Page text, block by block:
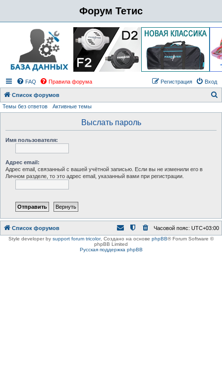
Форум Тетис
FAQ Правила форума Вход
Регистрация
Список форумов
Темы без ответов Активные темы
Выслать пароль
Имя пользователя:
Адрес email:
Адрес email, связанный с вашей учётной записью. Если вы не изменили его в
Личном разделе, то это адрес email, указанный вами при регистрации.
Список форумов Часовой пояс: UTC+03:00
Style developer by support forum tricolor, Создано на основе phpBB® Forum Software ©
phpBB Limited
Русская поддержка phpBB